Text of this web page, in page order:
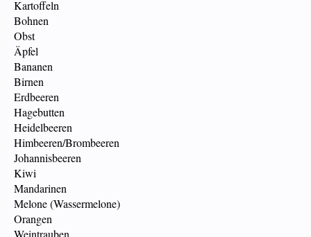
Kartoffeln
Bohnen
Obst
Äpfel
Bananen
Birnen
Erdbeeren
Hagebutten
Heidelbeeren
Himbeeren/Brombeeren
Johannisbeeren
Kiwi
Mandarinen
Melone (Wassermelone)
Orangen
Weintrauben